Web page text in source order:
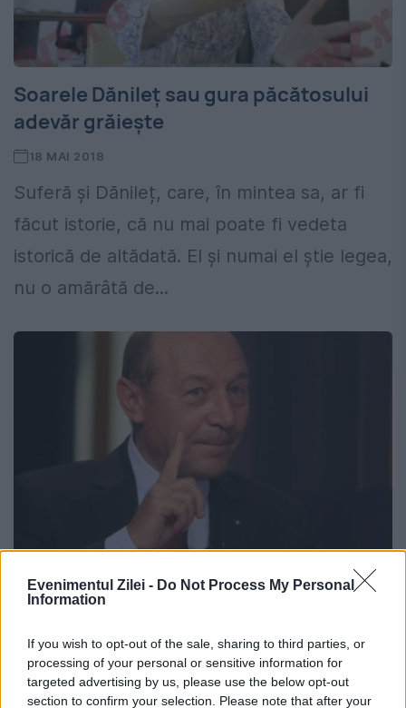
Evenimentul Zilei - Do Not Process My Personal
Information
If you wish to opt-out of the sale, sharing to third parties, or
processing of your personal or sensitive information for
targeted advertising by us, please use the below opt-out
section to confirm your selection. Please note that after your
Soarele Dănileț sau gura păcătosului
adevăr grăiește
18 MAI 2018
Suferă și Dănileț, care, în mintea sa, ar fi
făcut istorie, că nu mai poate fi vedeta
istorică de altădată. El și numai el știe legea,
nu o amărâtă de...
Băsescu: ”STATUL PARALEL NU EXISTĂ,
dar constat OPERAȚIUNI MAFIOTE ale
statului propriu-zis!”
11 DECEMBRIE 2017